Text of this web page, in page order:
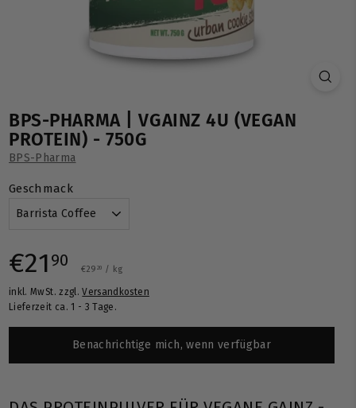
BPS-PHARMA | VGAINZ 4U (VEGAN
PROTEIN) - 750G
BPS-Pharma
Geschmack
Normaler
Preis
€21 90 €21,90
€29 20 €29,20
/ kg
inkl. MwSt. zzgl.Versandkosten
Lieferzeit ca. 1 - 3 Tage.
Benachrichtige mich, wenn verfügbar